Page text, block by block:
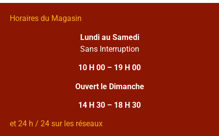
Horaires du Magasin
Lundi au Samedi
Sans Interruption
10 H 00 – 19 H 00
Ouvert le Dimanche
14 H 30 – 18 H 30
et 24 h / 24 sur les réseaux